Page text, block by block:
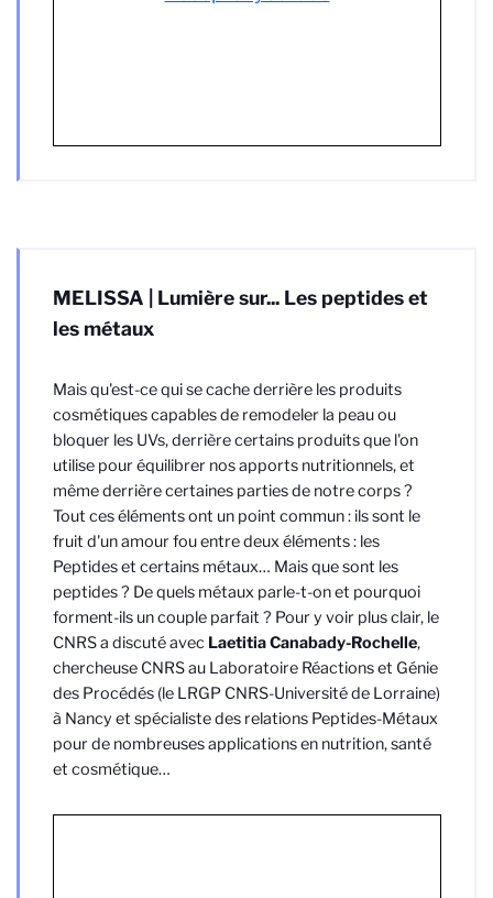
MELISSA | Lumière sur... Les peptides et
les métaux
Mais qu'est-ce qui se cache derrière les produits
cosmétiques capables de remodeler la peau ou
bloquer les UVs, derrière certains produits que l'on
utilise pour équilibrer nos apports nutritionnels, et
même derrière certaines parties de notre corps ?
Tout ces éléments ont un point commun : ils sont le
fruit d'un amour fou entre deux éléments : les
Peptides et certains métaux… Mais que sont les
peptides ? De quels métaux parle-t-on et pourquoi
forment-ils un couple parfait ? Pour y voir plus clair, le
CNRS a discuté avec Laetitia Canabady-Rochelle,
chercheuse CNRS au Laboratoire Réactions et Génie
des Procédés (le LRGP CNRS-Université de Lorraine)
à Nancy et spécialiste des relations Peptides-Métaux
pour de nombreuses applications en nutrition, santé
et cosmétique…